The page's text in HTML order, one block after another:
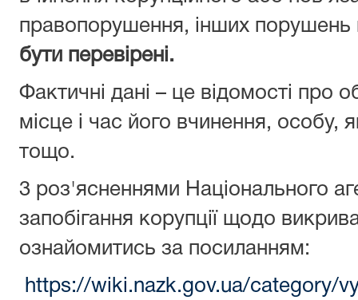
правопорушення, інших порушень
бути перевірені.
Фактичні дані – це відомості про
місце i час його вчинення, особу,
тощо.
3 роз'ясненнями Національного
запобігання корупції щодо
ознайомитись за посиланням:
https://wiki.nazk.gov.ua/category/